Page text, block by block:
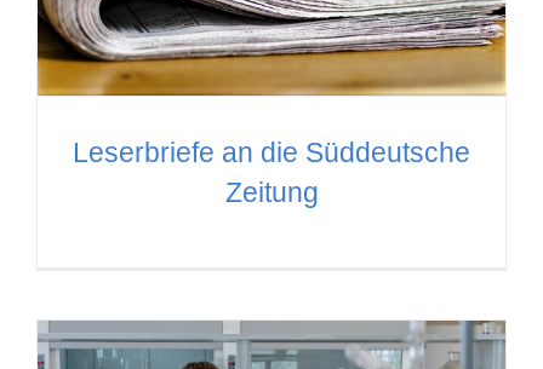
Leserbriefe an die Süddeutsche
Zeitung